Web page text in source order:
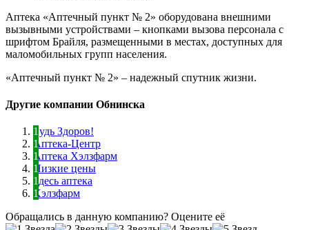
Аптека «Аптечный пункт № 2» оборудована внешними
вызывными устройствами – кнопками вызова персонала с
шрифтом Брайля, размещенными в местах, доступных для
маломобильных групп населения.
«Аптечный пункт № 2» – надежный спутник жизни.
Другие компании Обнинска
Будь Здоров!
Аптека-Центр
Аптека Хэлзфарм
Низкие цены
Здесь аптека
Хэлзфарм
Обращались в данную компанию? Оцените её